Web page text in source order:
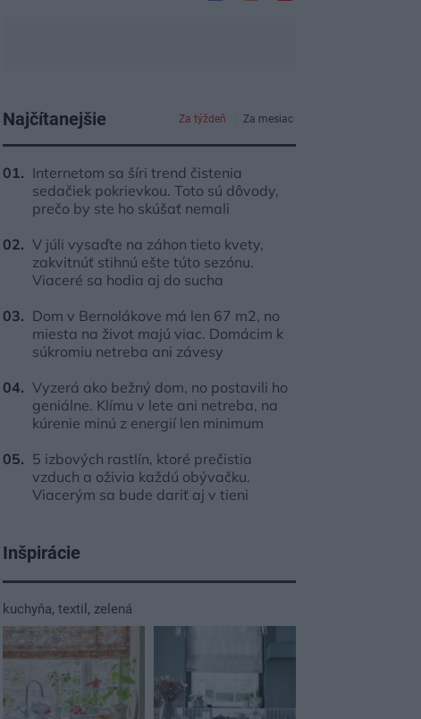
Najčítanejšie Za týždeň Za mesiac
Internetom sa šíri trend čistenia
sedačiek pokrievkou. Toto sú dôvody,
prečo by ste ho skúšať nemali
V júli vysaďte na záhon tieto kvety,
zakvitnúť stihnú ešte túto sezónu.
Viaceré sa hodia aj do sucha
Dom v Bernolákove má len 67 m2, no
miesta na život majú viac. Domácim k
súkromiu netreba ani závesy
Vyzerá ako bežný dom, no postavili ho
geniálne. Klímu v lete ani netreba, na
kúrenie minú z energií len minimum
5 izbových rastlín, ktoré prečistia
vzduch a oživia každú obývačku.
Viacerým sa bude dariť aj v tieni
Inšpirácie
kuchyňa, textil , zelená